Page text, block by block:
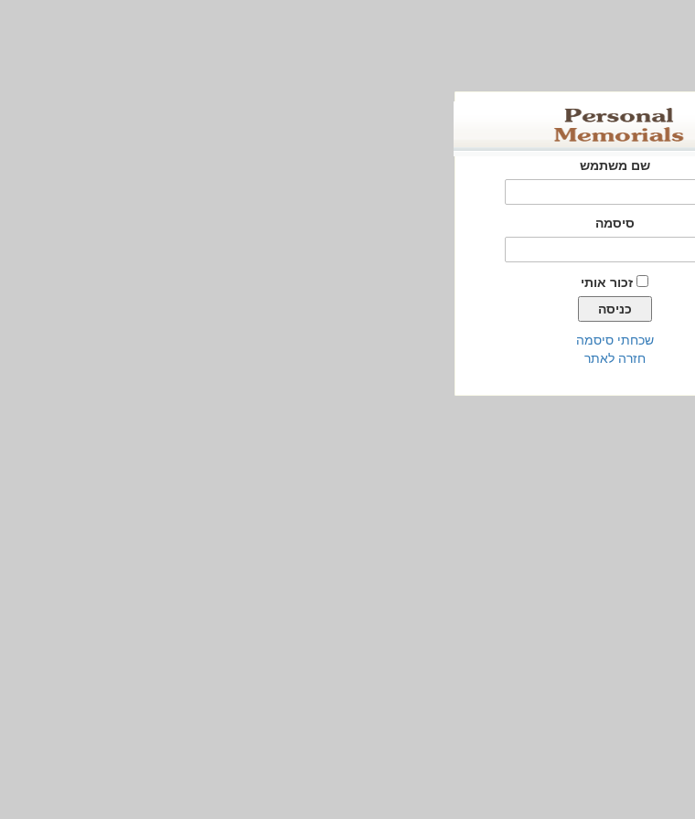
שם משתמש
סיסמה
זכור אותי
שכחתי סיסמה
חזרה לאתר